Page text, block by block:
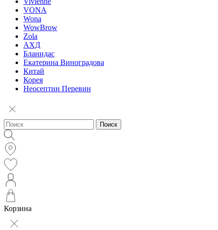
VONA
Wona
WowBrow
Zola
АХД
Бланидас
Екатерина Виноградова
Китай
Корея
Неосептин Перевин
Поиск
Корзина